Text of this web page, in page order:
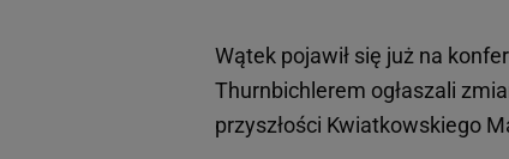
Wątek pojawił się już na
Thurnbichlerem ogłaszali
przyszłości Kwiatkowskiego